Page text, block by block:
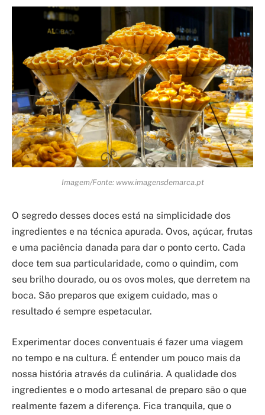
Imagem/Fonte: www.imagensdemarca.pt
O segredo desses doces está na simplicidade dos
ingredientes e na técnica apurada. Ovos, açúcar, frutas
e uma paciência danada para dar o ponto certo. Cada
doce tem sua particularidade, como o quindim, com
seu brilho dourado, ou os ovos moles, que derretem na
boca. São preparos que exigem cuidado, mas o
resultado é sempre espetacular.
Experimentar doces conventuais é fazer uma viagem
no tempo e na cultura. É entender um pouco mais da
nossa história através da culinária. A qualidade dos
ingredientes e o modo artesanal de preparo são o que
realmente fazem a diferença. Fica tranquila, que o